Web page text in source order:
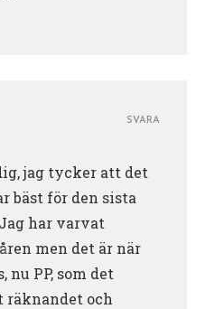
jag tycker att det
bäst för den sista
har varvat
men det är när
nu PP, som det
räknandet och
SVARA